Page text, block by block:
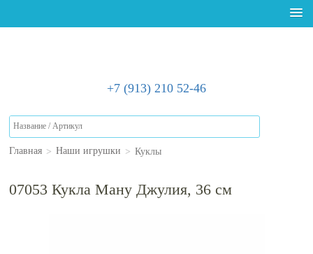
+7 (913) 210 52-46
Главная > Наши игрушки > Куклы
07053 Кукла Ману Джулия, 36 см